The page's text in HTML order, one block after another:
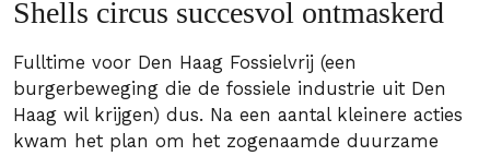
Shells circus succesvol ontmaskerd
Fulltime voor Den Haag Fossielvrij (een
burgerbeweging die de fossiele industrie uit Den
Haag wil krijgen) dus. Na een aantal kleinere acties
kwam het plan om het zogenaamde duurzame